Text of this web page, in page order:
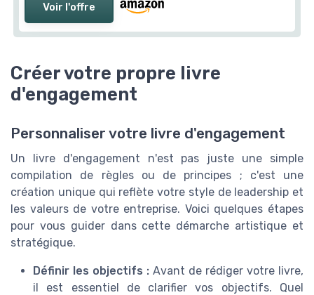
Voir l'offre
Créer votre propre livre
d'engagement
Personnaliser votre livre d'engagement
Un livre d'engagement n'est pas juste une simple
compilation de règles ou de principes ; c'est une
création unique qui reflète votre style de leadership et
les valeurs de votre entreprise. Voici quelques étapes
pour vous guider dans cette démarche artistique et
stratégique.
Définir les objectifs : Avant de rédiger votre livre,
il est essentiel de clarifier vos objectifs. Quel